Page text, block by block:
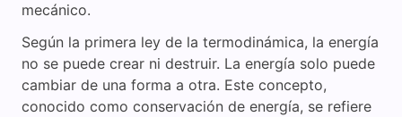
mecánico.
Según la primera ley de la termodinámica, la energía
no se puede crear ni destruir. La energía solo puede
cambiar de una forma a otra. Este concepto,
conocido como conservación de energía, se refiere